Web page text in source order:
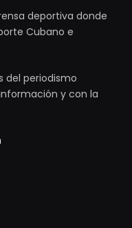
deportiva donde
Cubano e
del periodismo
y con la